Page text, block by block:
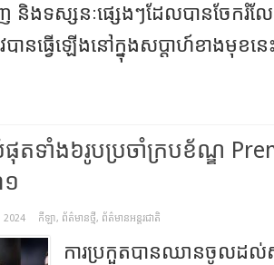
ង​ទស្សនៈ​ផ្សេង​ៗ​ដែល​បាន​ចែក​រំលែ
ានធ្វើឡើងនៅក្នុងសប្តាហ៍ខាងមុខន
ផុតទាំង៦រូបប្រចាំក្របខ័ណ្ឌ
2024 កីឡា, ព័ត៌មានថ្មី, ព័ត៌មានអន្តរជាតិ
ការប្រកួតបានឈានចូលដ